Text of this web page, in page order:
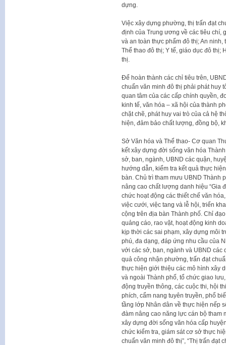
dựng.
Việc xây dựng phường, thị trấn đạt
định của Trung ương về các tiêu chí,
và an toàn thực phẩm đô thị; An
Thể thao đô thị; Y tế, giáo dục đô thị;
thị.
Để hoàn thành các chỉ tiêu trên,
chuẩn văn minh đô thị phải phát huy
quan tâm của các cấp chính quyền,
kinh tế, văn hóa – xã hội của thành
chặt chẽ, phát huy vai trò của cả hệ
hiện, đảm bảo chất lượng, đồng bộ,
Sở Văn hóa và Thể thao- Cơ quan
kết xây dựng đời sống văn hóa
sở, ban, ngành, UBND các quận,
hướng dẫn, kiểm tra kết quả thực
bàn. Chủ trì tham mưu UBND Thành
nâng cao chất lượng danh hiệu “Gia
chức hoạt động các thiết chế văn
việc cưới, việc tang và lễ hội, triển
cộng trên địa bàn Thành phố. Chỉ
quảng cáo, rao vặt, hoạt động kinh
kịp thời các sai phạm, xây dựng môi
phú, đa dạng, đáp ứng nhu cầu của
với các sở, ban, ngành và UBND các
quả công nhận phường, trấn đạt
thực hiện giới thiệu các mô hình xây
và ngoài Thành phố, tổ chức giao
động truyền thông, các cuộc thi, hội
phích, cẩm nang tuyên truyền, phổ
tầng lớp Nhân dân về thực hiện nếp
đàm nâng cao năng lực cán bộ tham
xây dựng đời sống văn hóa cấp
chức kiểm tra, giám sát cơ sở thực
chuẩn văn minh đô thị”, “Thị trấn đạt